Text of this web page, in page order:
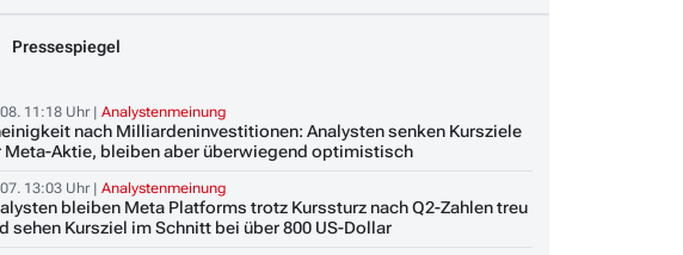
Pressespiegel
11:18 Uhr |Analystenmeinung
nach Milliardeninvestitionen: Analysten senken Kursziele
Meta-Aktie, bleiben aber überwiegend optimistisch
13:03 Uhr |Analystenmeinung
bleiben Meta Platforms trotz Kurssturz nach Q2-Zahlen treu
sehen Kursziel im Schnitt bei über 800 US-Dollar